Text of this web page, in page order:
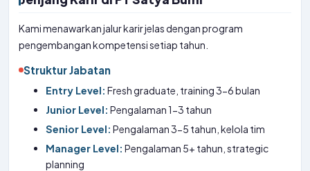
Kami menawarkan jalur karir jelas dengan program
pengembangan kompetensi setiap tahun.
Struktur Jabatan
Entry Level: Fresh graduate, training 3-6 bulan
Junior Level: Pengalaman 1-3 tahun
Senior Level: Pengalaman 3-5 tahun, kelola tim
Manager Level: Pengalaman 5+ tahun, strategic
planning